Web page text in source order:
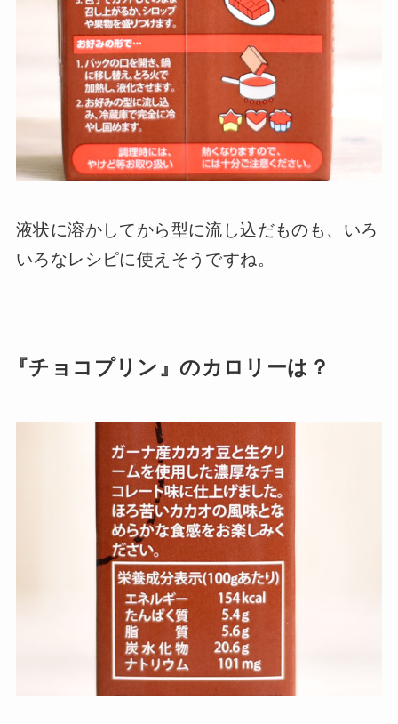
液状に溶かしてから型に流し込だものも、いろ
いろなレシピに使えそうですね。
『チョコプリン』のカロリーは？